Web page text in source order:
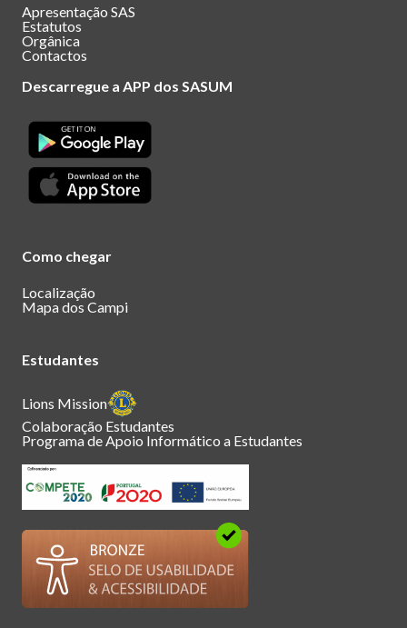
Apresentação SAS
Estatutos
Orgânica
Contactos
Descarregue a APP dos SASUM
Como chegar
Localização
Mapa dos Campi
Estudantes
Lions Mission
Colaboração Estudantes
Programa de Apoio Informático a Estudantes